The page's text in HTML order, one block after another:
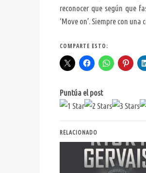
reconocer que según que
‘Move on’. Siempre con
COMPARTE ESTO:
Puntúa el post
RELACIONADO